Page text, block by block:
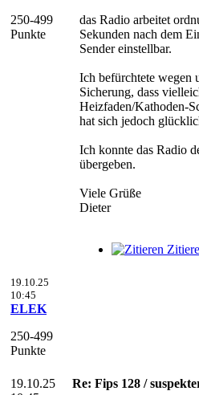
250-499
Punkte
das Radio arbeitet
Sekunden nach dem
Sender einstellbar.
Ich befürchtete wegen
Sicherung, dass
Heizfaden/Kathoden-
hat sich jedoch
Ich konnte das Radio
übergeben.
Viele Grüße
Dieter
19.10.25
10:45
ELEK
250-499
Punkte
19.10.25
Re: Fips 128 /